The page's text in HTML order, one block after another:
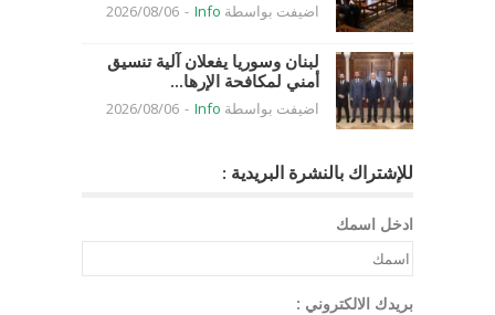
اضيفت بواسطة Info
-
2026/08/06
لبنان وسوريا يفعلان آلية تنسيق
أمني لمكافحة الإرها...
اضيفت بواسطة Info
-
2026/08/06
للإشتراك بالنشرة البريدية :
ادخل اسمك
بريدك الالكتروني :